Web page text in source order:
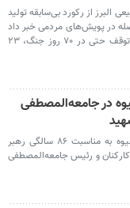
البرز از رکورد بی‌سابقه تولید
۶۰ هزار اصله در پویش‌های مردمی خبر داد
و گفت: بدون یک روز توقف حتی در ۷۰ روز جنگ، ۲۳
میوه در جامعه‌المصطفی
تبریز- ۸۶ اصله نهال میوه به مناسبت ۸۶ سالگی رهبر
و رئیس جامعه‌المصطفی